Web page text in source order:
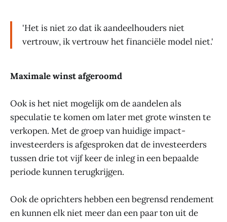
'Het is niet zo dat ik aandeelhouders niet
vertrouw, ik vertrouw het financiële model niet.'
Maximale winst afgeroomd
Ook is het niet mogelijk om de aandelen als
speculatie te komen om later met grote winsten te
verkopen. Met de groep van huidige impact-
investeerders is afgesproken dat de investeerders
tussen drie tot vijf keer de inleg in een bepaalde
periode kunnen terugkrijgen.
Ook de oprichters hebben een begrensd rendement
en kunnen elk niet meer dan een paar ton uit de